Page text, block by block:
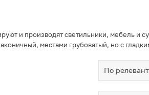
и производят светильники, мебель и
местами грубоватый, но с